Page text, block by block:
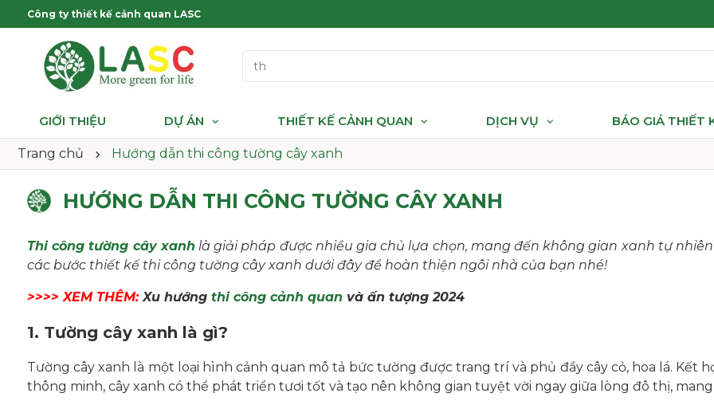
Công ty thiết kế cảnh quan LASC
GIỚI THIỆU DỰ ÁN THIẾT KẾ CẢNH QUAN DỊCH VỤ BÁO GIÁ THIẾT
Trang chủ Hướng dẫn thi công tường cây xanh
HƯỚNG DẪN THI CÔNG TƯỜNG CÂY XANH
Thi công tường cây xanh là giải pháp được nhiều gia chủ lựa chọn, mang đến không gian xanh tự
các bước thiết kế thi công tường cây xanh dưới đây để hoàn thiện ngôi nhà của bạn nhé!
>>>> XEM THÊM:Xu hướng thi công cảnh quan và ấn tượng 2024
1. Tường cây xanh là gì?
Tường cây xanh là một loại hình cảnh quan mô tả bức tường được trang trí và phủ đầy cây cỏ, hoa lá.
thông minh, cây xanh có thể phát triển tươi tốt và tạo nên không gian tuyệt vời ngay giữa lòng đô thị,